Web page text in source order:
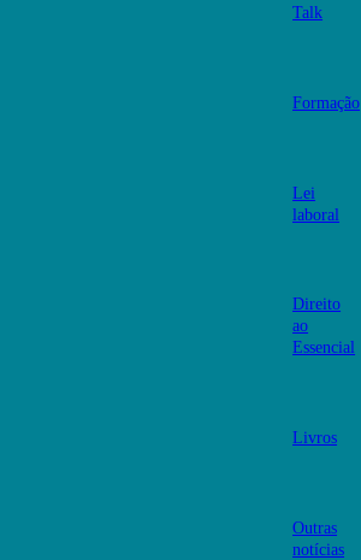
Talk
Formação
Lei
laboral
Direito
ao
Essencial
Livros
Outras
notícias